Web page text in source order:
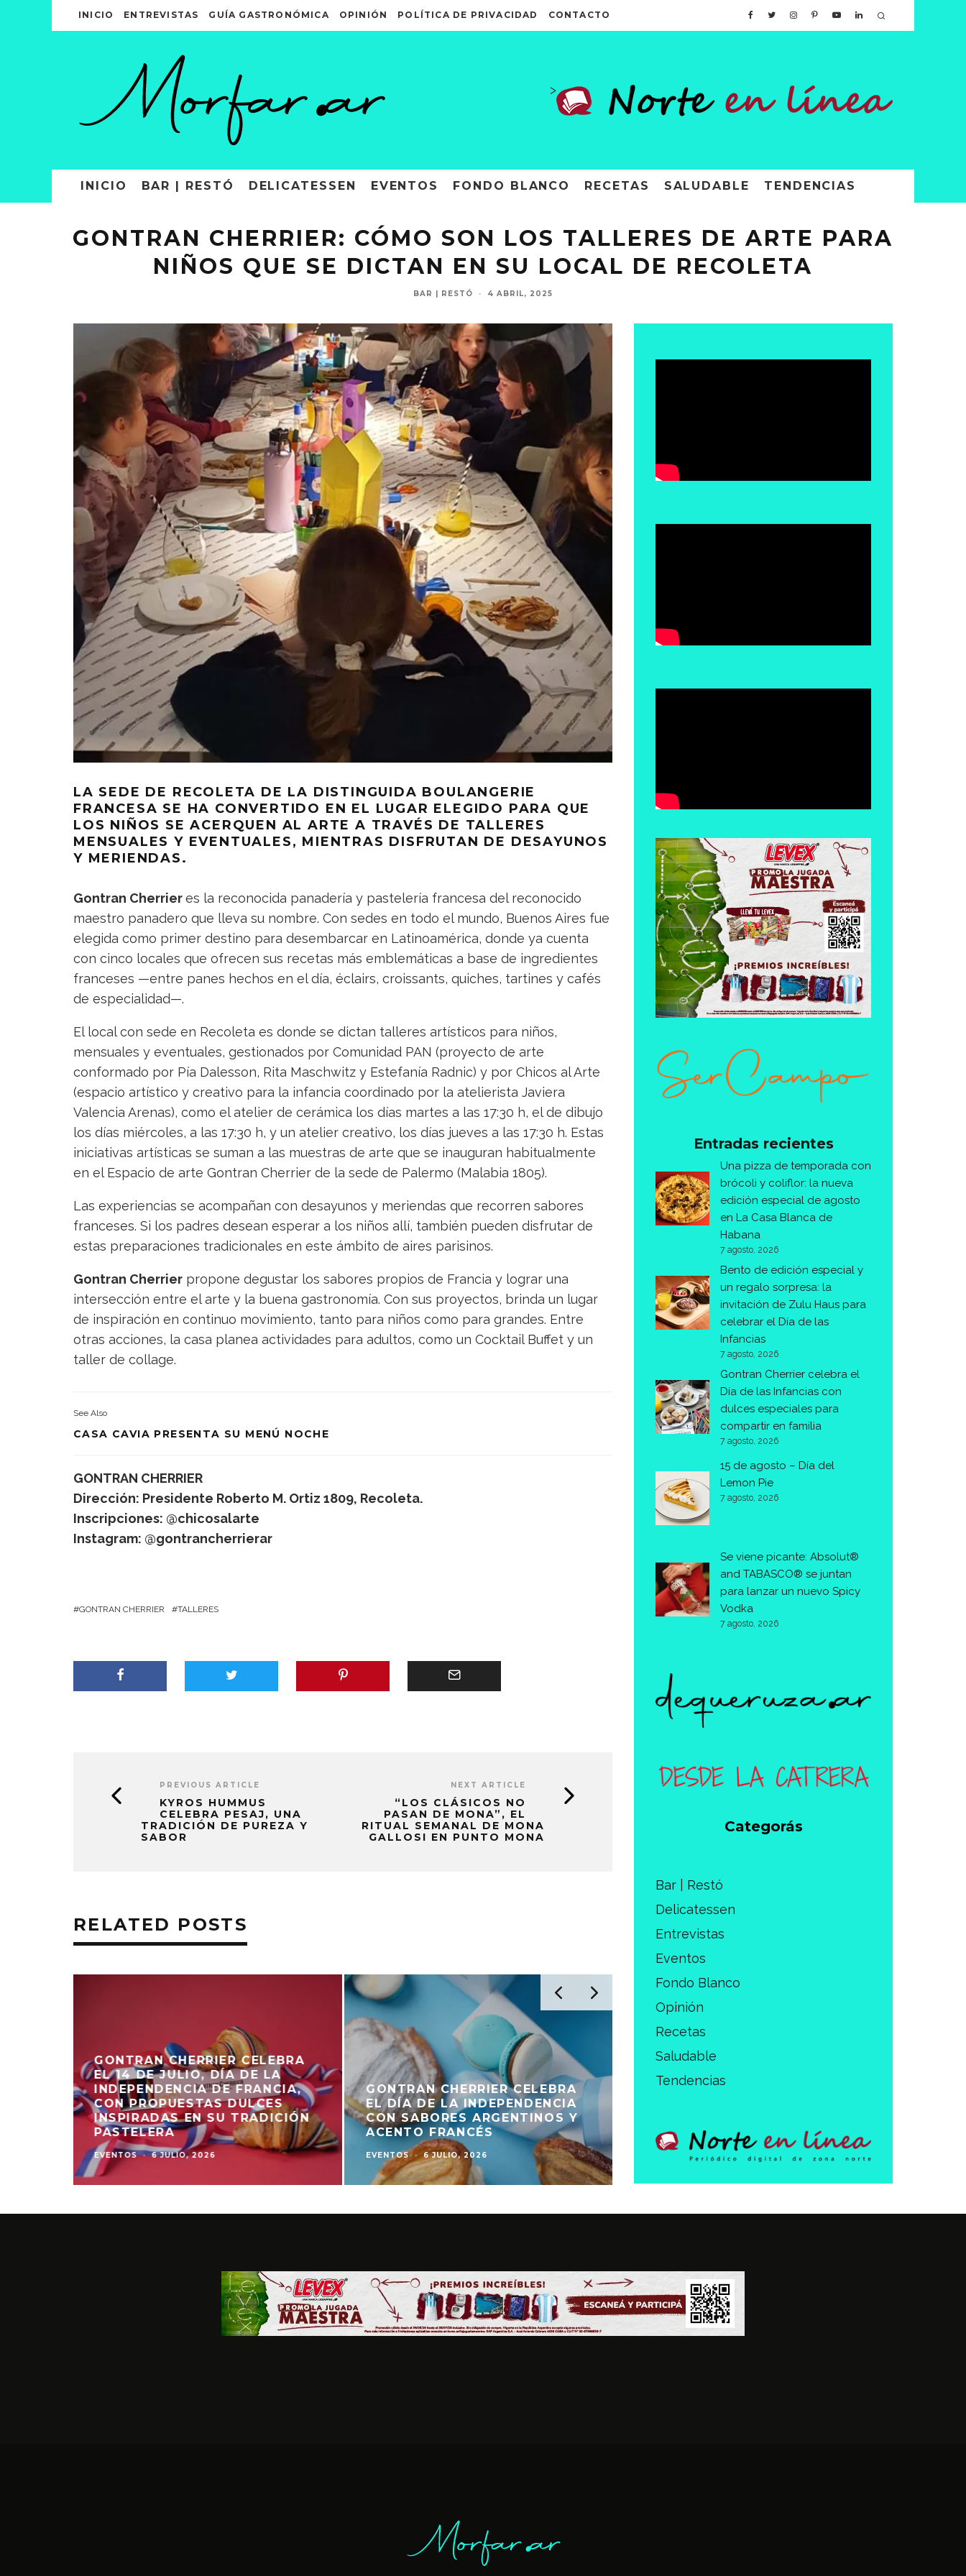
INICIO ENTREVISTAS GUÍA GASTRONÓMICA OPINIÓN POLÍTICA DE PRIVACIDAD CONTACTO
>
INICIO BAR | RESTÓ DELICATESSEN EVENTOS FONDO BLANCO RECETAS SALUDABLE TENDENCIAS
GONTRAN CHERRIER: CÓMO SON LOS TALLERES DE ARTE PARA
NIÑOS QUE SE DICTAN EN SU LOCAL DE RECOLETA
BAR | RESTÓ · 4 ABRIL, 2025
LA SEDE DE RECOLETA DE LA DISTINGUIDA BOULANGERIE
FRANCESA SE HA CONVERTIDO EN EL LUGAR ELEGIDO PARA QUE
LOS NIÑOS SE ACERQUEN AL ARTE A TRAVÉS DE TALLERES
MENSUALES Y EVENTUALES, MIENTRAS DISFRUTAN DE DESAYUNOS
Y MERIENDAS.
Gontran Cherrieres la reconocida panadería y pastelería francesa del reconocido
maestro panadero que lleva su nombre. Con sedes en todo el mundo, Buenos Aires fue
elegida como primer destino para desembarcar en Latinoamérica, donde ya cuenta
con cinco locales que ofrecen sus recetas más emblemáticas a base de ingredientes
franceses —entre panes hechos en el día, éclairs, croissants, quiches, tartines y cafés
de especialidad—.
El local con sede en Recoleta es donde se dictan talleres artísticos para niños,
mensuales y eventuales, gestionados por Comunidad PAN (proyecto de arte
conformado por Pía Dalesson, Rita Maschwitz y Estefanía Radnic) y por Chicos al Arte
(espacio artístico y creativo para la infancia coordinado por la atelierista Javiera
Valencia Arenas), como el atelier de cerámica los días martes a las 17:30 h, el de dibujo
los días miércoles, a las 17:30 h, y un atelier creativo, los días jueves a las 17:30 h. Estas
iniciativas artísticas se suman a las muestras de arte que se inauguran habitualmente
en el Espacio de arte Gontran Cherrier de la sede de Palermo (Malabia 1805).
Las experiencias se acompañan con desayunos y meriendas que recorren sabores
franceses. Si los padres desean esperar a los niños allí, también pueden disfrutar de
estas preparaciones tradicionales en este ámbito de aires parisinos.
Gontran Cherrier propone degustar los sabores propios de Francia y lograr una
intersección entre el arte y la buena gastronomía. Con sus proyectos, brinda un lugar
de inspiración en continuo movimiento, tanto para niños como para grandes. Entre
otras acciones, la casa planea actividades para adultos, como un Cocktail Buffet y un
taller de collage.
See Also
CASA CAVIA PRESENTA SU MENÚ NOCHE
GONTRAN CHERRIER
Dirección: Presidente Roberto M. Ortiz 1809, Recoleta.
Inscripciones: @chicosalarte
Instagram: @gontrancherrierar
GONTRAN CHERRIER TALLERES
PREVIOUS ARTICLE
KYROS HUMMUS
CELEBRA PESAJ, UNA
TRADICIÓN DE PUREZA Y
SABOR
NEXT ARTICLE
“LOS CLÁSICOS NO
PASAN DE MONA”, EL
RITUAL SEMANAL DE MONA
GALLOSI EN PUNTO MONA
RELATED POSTS
GONTRAN CHERRIER CELEBRA
EL 14 DE JULIO, DÍA DE LA
INDEPENDENCIA DE FRANCIA,
CON PROPUESTAS DULCES
INSPIRADAS EN SU TRADICIÓN
PASTELERA
EVENTOS · 6 JULIO, 2026
GONTRAN CHERRIER CELEBRA
EL DÍA DE LA INDEPENDENCIA
CON SABORES ARGENTINOS Y
ACENTO FRANCÉS
EVENTOS · 6 JULIO, 2026
Entradas recientes
Una pizza de temporada con
brócoli y coliflor: la nueva
edición especial de agosto
en La Casa Blanca de
Habana
7 agosto, 2026
Bento de edición especial y
un regalo sorpresa: la
invitación de Zulu Haus para
celebrar el Día de las
Infancias
7 agosto, 2026
Gontran Cherrier celebra el
Día de las Infancias con
dulces especiales para
compartir en familia
7 agosto, 2026
15 de agosto – Día del
Lemon Pie
7 agosto, 2026
Se viene picante: Absolut®
and TABASCO® se juntan
para lanzar un nuevo Spicy
Vodka
7 agosto, 2026
Categorás
Bar | Restó
Delicatessen
Entrevistas
Eventos
Fondo Blanco
Opinión
Recetas
Saludable
Tendencias